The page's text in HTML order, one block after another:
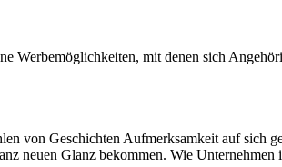
Werbemöglichkeiten, mit denen sich
von Geschichten Aufmerksamkeit auf sich
neuen Glanz bekommen. Wie